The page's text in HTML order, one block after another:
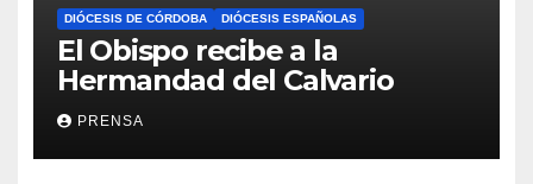
DIÓCESIS DE CÓRDOBA DIÓCESIS ESPAÑOLAS
El Obispo recibe a la
Hermandad del Calvario
PRENSA